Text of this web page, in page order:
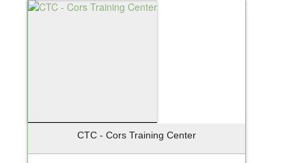
CTC - Cors Training Center